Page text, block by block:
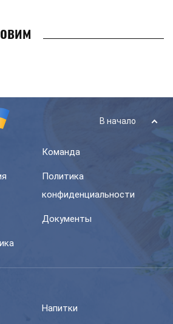
В начало
Команда
Политика
конфиденциальности
Документы
Напитки